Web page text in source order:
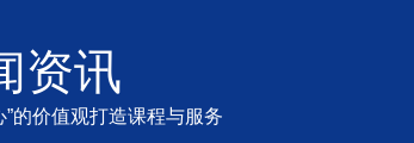
资讯
的价值观打造课程与服务